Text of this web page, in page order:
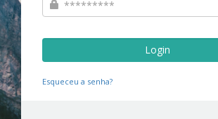
Esqueceu a senha?